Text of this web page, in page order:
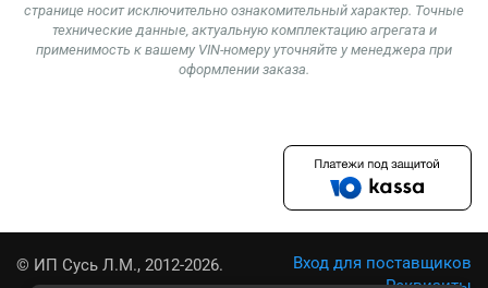
странице носит исключительно ознакомительный характер. Точные
технические данные, актуальную комплектацию агрегата и
применимость к вашему VIN-номеру уточняйте у менеджера при
оформлении заказа.
© ИП Сусь Л.М., 2012-2026.
Вход для поставщиков